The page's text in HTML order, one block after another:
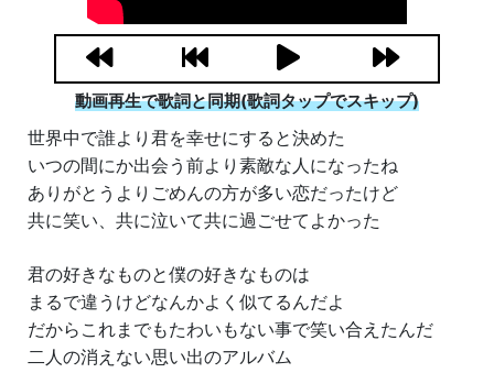
動画再生で歌詞と同期(歌詞タップでスキップ)
世界中で誰より君を幸せにすると決めた
いつの間にか出会う前より素敵な人になったね
ありがとうよりごめんの方が多い恋だったけど
共に笑い、共に泣いて共に過ごせてよかった
君の好きなものと僕の好きなものは
まるで違うけどなんかよく似てるんだよ
だからこれまでもたわいもない事で笑い合えたんだ
二人の消えない思い出のアルバム